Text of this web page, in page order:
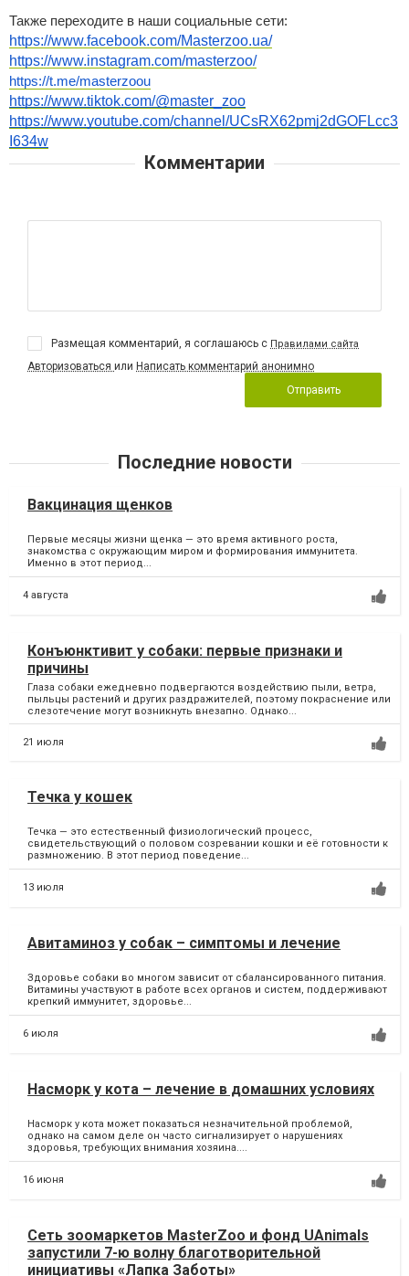
Также переходите в наши социальные сети:
https://www.facebook.com/Masterzoo.ua/
https://www.instagram.com/masterzoo/
https://t.me/masterzoou
https://www.tiktok.com/@master_zoo
https://www.youtube.com/channel/UCsRX62pmj2dGOFLcc3
I634w
Комментарии
Размещая комментарий, я соглашаюсь с Правилами сайта
Авторизоваться или Написать комментарий анонимно
Отправить
Последние новости
Вакцинация щенков
Первые месяцы жизни щенка — это время активного роста,
знакомства с окружающим миром и формирования иммунитета.
Именно в этот период...
4 августа
Конъюнктивит у собаки: первые признаки и
причины
Глаза собаки ежедневно подвергаются воздействию пыли, ветра,
пыльцы растений и других раздражителей, поэтому покраснение или
слезотечение могут возникнуть внезапно. Однако...
21 июля
Течка у кошек
Течка — это естественный физиологический процесс,
свидетельствующий о половом созревании кошки и её готовности к
размножению. В этот период поведение...
13 июля
Авитаминоз у собак – симптомы и лечение
Здоровье собаки во многом зависит от сбалансированного питания.
Витамины участвуют в работе всех органов и систем, поддерживают
крепкий иммунитет, здоровье...
6 июля
Насморк у кота – лечение в домашних условиях
Насморк у кота может показаться незначительной проблемой,
однако на самом деле он часто сигнализирует о нарушениях
здоровья, требующих внимания хозяина....
16 июня
Сеть зоомаркетов MasterZoo и фонд UAnimals
запустили 7-ю волну благотворительной
инициативы «Лапка Заботы»